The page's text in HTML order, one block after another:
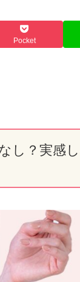
Pocket
し？実感